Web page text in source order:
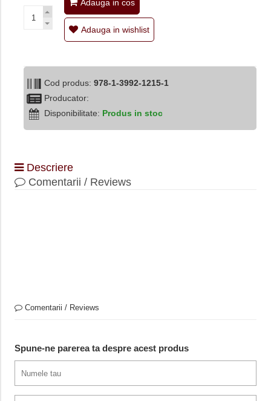
Adauga in cos
Adauga in wishlist
Cod produs: 978-1-3992-1215-1
Producator:
Disponibilitate: Produs in stoc
Descriere
Comentarii / Reviews
Comentarii / Reviews
Spune-ne parerea ta despre acest produs